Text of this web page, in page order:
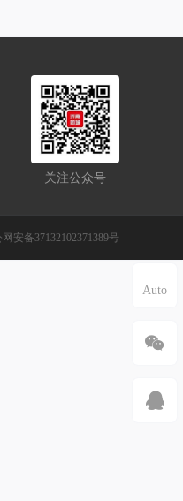
关注公众号
安备37132102371389号